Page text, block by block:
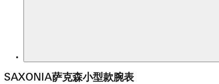
SAXONIA萨克森小型款腕表